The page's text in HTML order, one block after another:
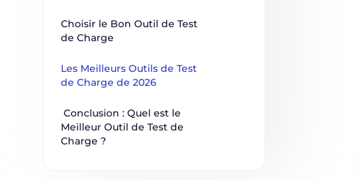
Choisir le Bon Outil de Test
de Charge
Les Meilleurs Outils de Test
de Charge de 2026
Conclusion : Quel est le
Meilleur Outil de Test de
Charge ?